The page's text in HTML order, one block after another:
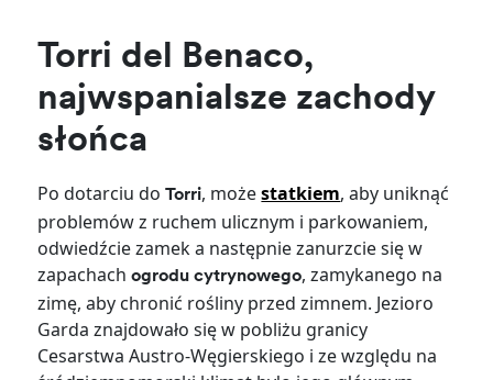
Torri del Benaco,
najwspanialsze zachody
słońca
Po dotarciu doTorri, możestatkiem, aby uniknąć
problemów z ruchem ulicznym i parkowaniem,
odwiedźcie zamek a następnie zanurzcie się w
zapachachogrodu cytrynowego, zamykanego na
zimę, aby chronić rośliny przed zimnem. Jezioro
Garda znajdowało się w pobliżu granicy
Cesarstwa Austro-Węgierskiego i ze względu na